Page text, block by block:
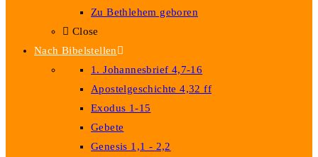
Zu Bethlehem geboren
Close
Nach Bibelstellen
1. Johannesbrief 4,7-16
Apostelgeschichte 4,32 ff
Exodus 1-15
Gebete
Genesis 1,1 - 2,2